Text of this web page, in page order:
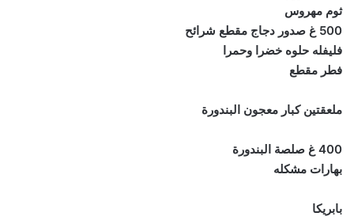
ثوم مهروس
500 غ صدور دجاج مقطع شرائح
فليفله حلوه خضرا وحمرا
فطر مقطع
ملعقتين كبار معجون البندورة
400 غ صلصة البندورة
بهارات مشكله
بابريكا